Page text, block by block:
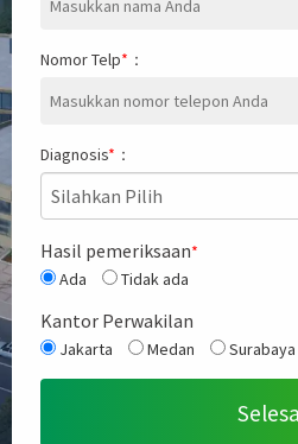
Nomor Telp* ：
Diagnosis* ：
Silahkan Pilih
Hasil pemeriksaan*
Ada
Tidak ada
Kantor Perwakilan
Jakarta Medan Surabaya